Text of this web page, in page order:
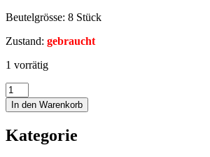
Beutelgrösse: 8 Stück
Zustand: gebraucht
1 vorrätig
In den Warenkorb
Kategorie